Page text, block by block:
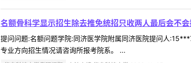
名额骨科学显示招生除去推免统招只收两人最后会不
提问问题:名额问题学院:同济医学院附属同济医院提问人
专业方向招生情况请咨询所报考院系。 ...